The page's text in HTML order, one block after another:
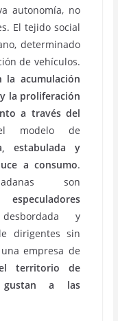
autonomía, no
El tejido social
determinado
de vehículos.
la acumulación
la proliferación
a través del
modelo de
estabulada y
a consumo.
son
especuladores
y
dirigentes sin
empresa de
territorio de
a las